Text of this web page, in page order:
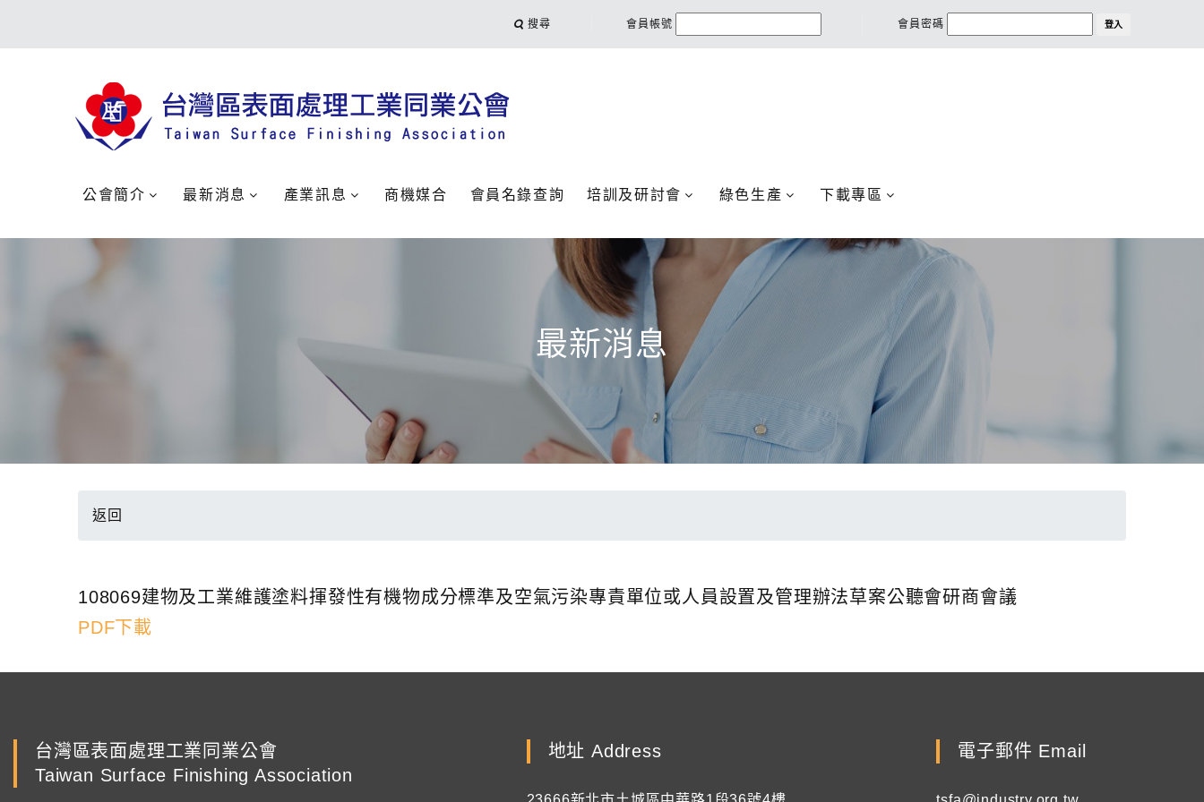
搜尋 會員帳號 會員密碼 登入
公會簡介 最新消息 產業訊息 商機媒合 會員名錄查詢 培訓及研討會 綠色生產 下載專區
最新消息
返回
108069建物及工業維護塗料揮發性有機物成分標準及空氣污染專責單位或人員設置及管理辦法草案公聽會研商會議
PDF下載
台灣區表面處理工業同業公會
Taiwan Surface Finishing Association
地址 Address 電子郵件 Email